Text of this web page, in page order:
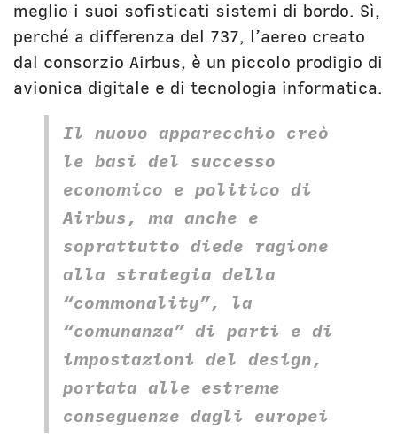
meglio i suoi sofisticati sistemi di bordo. Sì,
perché a differenza del 737, l’aereo creato
dal consorzio Airbus, è un piccolo prodigio di
avionica digitale e di tecnologia informatica.
Il nuovo apparecchio creò
le basi del successo
economico e politico di
Airbus, ma anche e
soprattutto diede ragione
alla strategia della
“commonality”, la
“comunanza” di parti e di
impostazioni del design,
portata alle estreme
conseguenze dagli europei